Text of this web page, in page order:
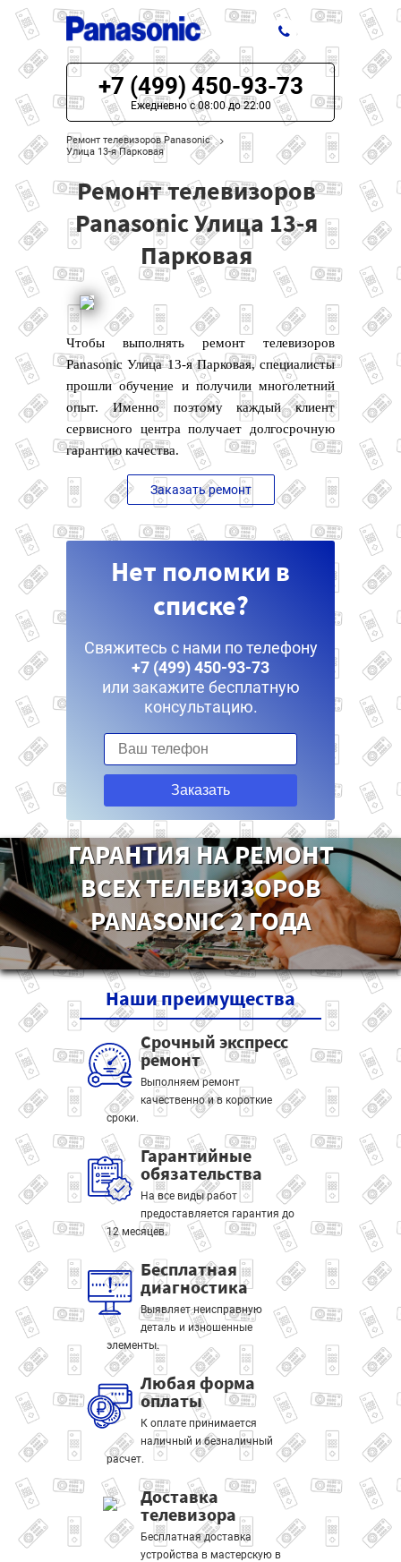
ЦЕНЫ НА РЕМОНТ
О СЕРВИСЕ
МОДЕЛИ PANASONIC
НАШИ КОНТАКТЫ
+7 (499) 450-93-73
Ежедневно с 08:00 до 22:00
Ремонт телевизоров Panasonic
Улица 13-я Парковая
Ремонт телевизоров
Panasonic Улица 13-я
Парковая
Чтобы выполнять ремонт телевизоров
Panasonic Улица 13-я Парковая, специалисты
прошли обучение и получили многолетний
опыт. Именно поэтому каждый клиент
сервисного центра получает долгосрочную
гарантию качества.
Заказать ремонт
Нет поломки в
списке?
Свяжитесь с нами по телефону
+7 (499) 450-93-73
или закажите бесплатную
консультацию.
Заказать
ГАРАНТИЯ НА РЕМОНТ
ВСЕХ ТЕЛЕВИЗОРОВ
PANASONIC 2 ГОДА
Нашипреимущества
Срочный экспресс
ремонт
Выполняем ремонт
качественно и в короткие
сроки.
Гарантийные
обязательства
На все виды работ
предоставляется гарантия до
12 месяцев.
Бесплатная
диагностика
Выявляет неисправную
деталь и изношенные
элементы.
Любая форма
оплаты
К оплате принимается
наличный и безналичный
расчет.
Доставка
телевизора
Бесплатная доставка
устройства в мастерскую в